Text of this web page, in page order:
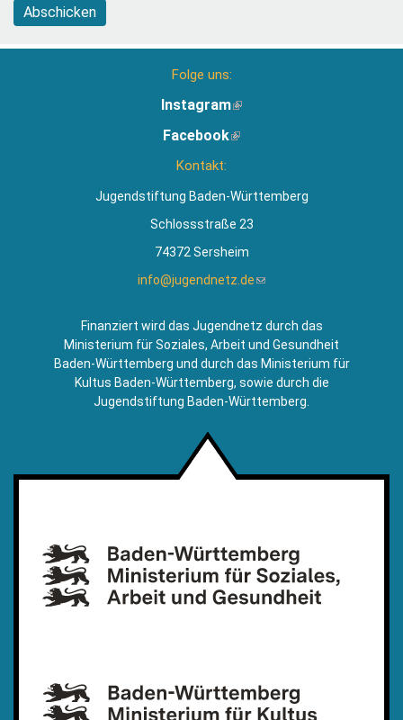
Abschicken
Folge uns:
Instagram(Link
extern)
Facebook(Link
Kontakt:
Jugendstiftung Baden-Württemberg
Schlossstraße 23
74372 Sersheim
info@jugendnetz.de(Link
Mail)
Finanziert wird das Jugendnetz durch das
Ministerium für Soziales, Arbeit und Gesundheit
Baden-Württemberg und durch das Ministerium für
Kultus Baden-Württemberg, sowie durch die
Jugendstiftung Baden-Württemberg.